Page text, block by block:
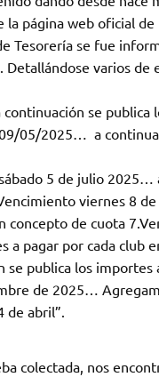
la página web oficial
Tesorería se fue
Detallándose varios
se publica
05/2025… a
5 de julio 2025…
viernes 8
concepto de cuota
a pagar por cada club
publica los importes
de 2025…
de abril”.
colectada, nos